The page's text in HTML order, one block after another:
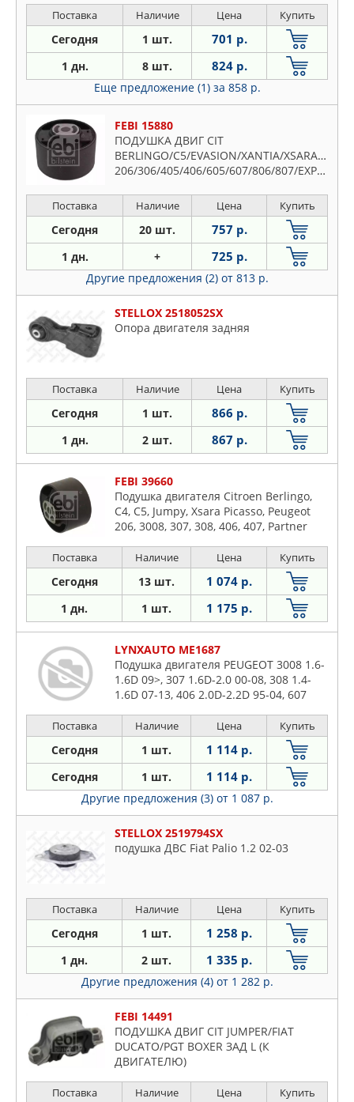
Поставка Наличие Цена Купить
Сегодня 1 шт. 701 р.
1 дн. 8 шт. 824 р.
Еще предложение (1) за 858 р.
FEBI 15880
ПОДУШКА ДВИГ CIT
BERLINGO/C5/EVASION/XANTIA/XSARA/XM/
206/306/405/406/605/607/806/807/EXPERT/PART
Поставка Наличие Цена Купить
Сегодня 20 шт. 757 р.
1 дн. + 725 р.
Другие предложения (2) от 813 р.
STELLOX 2518052SX
Опора двигателя задняя
Поставка Наличие Цена Купить
Сегодня 1 шт. 866 р.
1 дн. 2 шт. 867 р.
FEBI 39660
Подушка двигателя Citroen Berlingo,
C4, C5, Jumpy, Xsara Picasso, Peugeot
206, 3008, 307, 308, 406, 407, Partner
Поставка Наличие Цена Купить
Сегодня 13 шт. 1 074 р.
1 дн. 1 шт. 1 175 р.
LYNXAUTO ME1687
Подушка двигателя PEUGEOT 3008 1.6-
1.6D 09>, 307 1.6D-2.0 00-08, 308 1.4-
1.6D 07-13, 406 2.0D-2.2D 95-04, 607
Поставка Наличие Цена Купить
Сегодня 1 шт. 1 114 р.
Сегодня 1 шт. 1 114 р.
Другие предложения (3) от 1 087 р.
STELLOX 2519794SX
подушка ДВС Fiat Palio 1.2 02-03
Поставка Наличие Цена Купить
Сегодня 1 шт. 1 258 р.
1 дн. 2 шт. 1 335 р.
Другие предложения (4) от 1 282 р.
FEBI 14491
ПОДУШКА ДВИГ CIT JUMPER/FIAT
DUCATO/PGT BOXER ЗАД L (К
ДВИГАТЕЛЮ)
Поставка Наличие Цена Купить